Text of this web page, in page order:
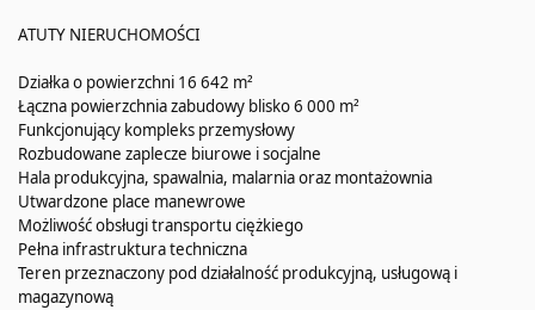
ATUTY NIERUCHOMOŚCI
Działka o powierzchni 16 642 m²
Łączna powierzchnia zabudowy blisko 6 000 m²
Funkcjonujący kompleks przemysłowy
Rozbudowane zaplecze biurowe i socjalne
Hala produkcyjna, spawalnia, malarnia oraz montażownia
Utwardzone place manewrowe
Możliwość obsługi transportu ciężkiego
Pełna infrastruktura techniczna
Teren przeznaczony pod działalność produkcyjną, usługową i
magazynową